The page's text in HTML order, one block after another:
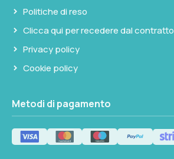
Politiche di reso
Clicca qui per recedere dal contratto
Privacy policy
Cookie policy
Metodi di pagamento